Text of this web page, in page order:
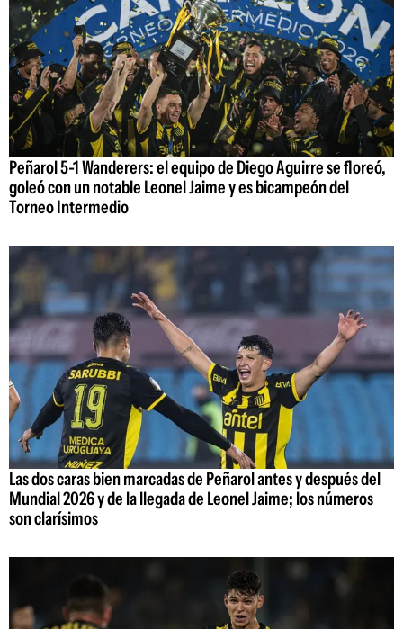
Peñarol 5-1 Wanderers: el equipo de Diego Aguirre se floreó,
goleó con un notable Leonel Jaime y es bicampeón del
Torneo Intermedio
Las dos caras bien marcadas de Peñarol antes y después del
Mundial 2026 y de la llegada de Leonel Jaime; los números
son clarísimos